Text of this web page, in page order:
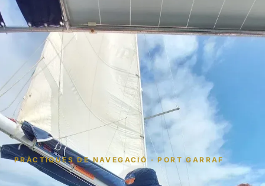
PRÀCTIQUES DE NAVEGACIÓ · PORT GARRAF